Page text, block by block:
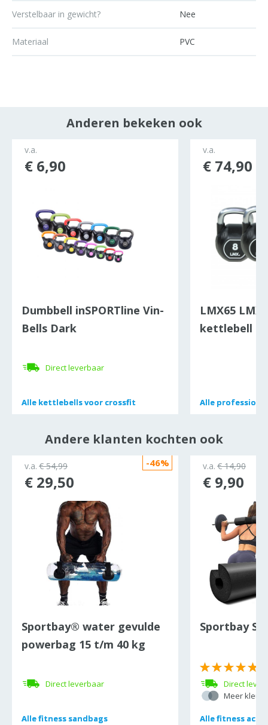
Verstelbaar in gewicht? Nee
Materiaal PVC
Anderen bekeken ook
Dumbbell inSPORTline Vin-
Bells Dark
Direct leverbaar
Alle kettlebells voor crossfit
Alle kettlebells voor crossfit
v.a.
€ 6,90
LMX65
kettlebell
Alle
Alle
v.a.
€ 74,90
Andere klanten kochten ook
-46%
Sportbay® water gevulde
powerbag 15 t/m 40 kg
Direct leverbaar
Allefitness sandbags
Allefitness sandbags
v.a. € 54,99
€ 29,50
Sportbay
Direct
Meer
Allefitness
Allefitness
v.a. € 14,90
€ 9,90